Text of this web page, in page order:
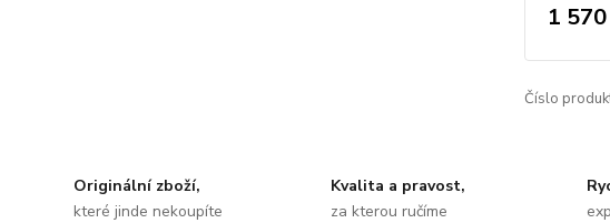
1
Číslo
Originální zboží,
které jinde nekoupíte
Kvalita a pravost,
za kterou ručíme